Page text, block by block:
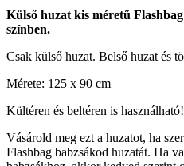
Külső huzat kis méretű
színben.
Csak külső huzat. Belső huzat és
Mérete: 125 x 90 cm
Kültéren és beltéren is használható!
Vásárold meg ezt a huzatot, ha
Flashbag babzsákod huzatát. Ha